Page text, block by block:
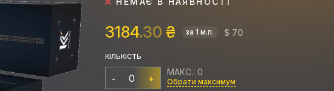
3184.30 ₴ за 1 м.п. $ 70
КІЛЬКІСТЬ
- +
МАКС.: 0
Обрати максимум